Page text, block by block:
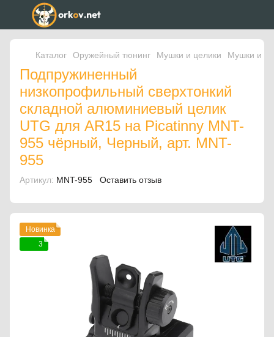
Каталог Оружейный тюнинг Мушки и целики Мушки и
Подпружиненный
низкопрофильный сверхтонкий
складной алюминиевый целик
UTG для AR15 на Picatinny MNT-
955 чёрный, Черный, арт. MNT-
955
Артикул: MNT-955 Оставить отзыв
Новинка
3